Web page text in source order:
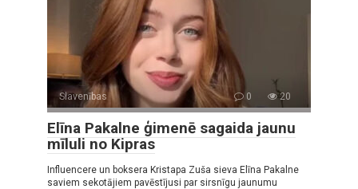
Slavenības 0 20
Elīna Pakalne ģimenē sagaida jaunu
mīluli no Kipras
Influencere un boksera Kristapa Zuša sieva Elīna Pakalne
saviem sekotājiem pavēstījusi par sirsnīgu jaunumu